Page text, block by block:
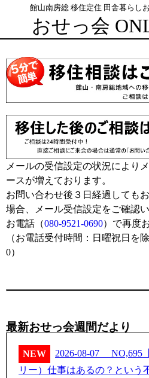
館山南房総 移住定住 田舎暮らし
おせっ会
メールの受信設定の状況により
ースが増えております。
お問い合わせ後３日経過しても
場合、メール受信設定をご確認
お電話（080-9521-0690）で再度
（お電話受付時間：日曜祝日を
0）
最新おせっ会週間だより
NEW 2026-08-07 NO,695
リー）仕事はあるの？という